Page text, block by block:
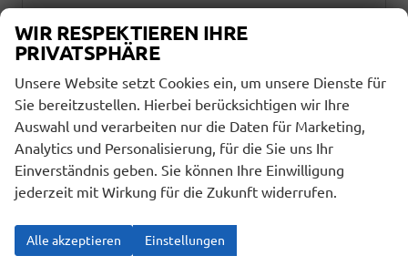
ab 229,– € mtl.
18.527,– €
incl. 19% MwSt.
WIR RESPEKTIEREN IHRE
PRIVATSPHÄRE
Unsere Website setzt Cookies ein, um unsere Dienste für
Sie bereitzustellen. Hierbei berücksichtigen wir Ihre
Auswahl und verarbeiten nur die Daten für Marketing,
Analytics und Personalisierung, für die Sie uns Ihr
Einverständnis geben. Sie können Ihre Einwilligung
jederzeit mit Wirkung für die Zukunft widerrufen.
Alle akzeptieren Einstellungen